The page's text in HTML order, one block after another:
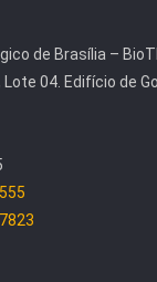
de Brasília –
04. Edifício de